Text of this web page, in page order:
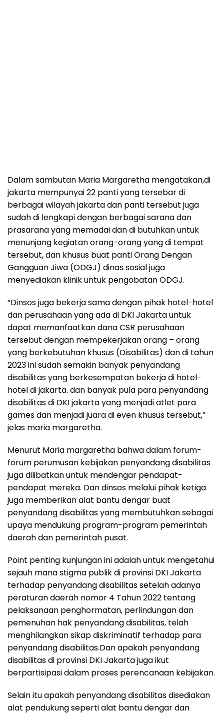
Dalam sambutan Maria Margaretha mengatakan,di
jakarta mempunyai 22 panti yang tersebar di
berbagai wilayah jakarta dan panti tersebut juga
sudah di lengkapi dengan berbagai sarana dan
prasarana yang memadai dan di butuhkan untuk
menunjang kegiatan orang-orang yang di tempat
tersebut, dan khusus buat panti Orang Dengan
Gangguan Jiwa (ODGJ) dinas sosial juga
menyediakan klinik untuk pengobatan ODGJ.
“Dinsos juga bekerja sama dengan pihak hotel-hotel
dan perusahaan yang ada di DKI Jakarta untuk
dapat memanfaatkan dana CSR perusahaan
tersebut dengan mempekerjakan orang – orang
yang berkebutuhan khusus (Disabilitas) dan di tahun
2023 ini sudah semakin banyak penyandang
disabilitas yang berkesempatan bekerja di hotel-
hotel di jakarta. dan banyak pula para penyandang
disabilitas di DKI jakarta yang menjadi atlet para
games dan menjadi juara di even khusus tersebut,”
jelas maria margaretha.
Menurut Maria margaretha bahwa dalam forum-
forum perumusan kebijakan penyandang disabilitas
juga dilibatkan untuk mendengar pendapat-
pendapat mereka. Dan dinsos melalui pihak ketiga
juga memberikan alat bantu dengar buat
penyandang disabilitas yang membutuhkan sebagai
upaya mendukung program-program pemerintah
daerah dan pemerintah pusat.
Point penting kunjungan ini adalah untuk mengetahui
sejauh mana stigma publik di provinsi DKI Jakarta
terhadap penyandang disabilitas setelah adanya
peraturan daerah nomor 4 Tahun 2022 tentang
pelaksanaan penghormatan, perlindungan dan
pemenuhan hak penyandang disabilitas, telah
menghilangkan sikap diskriminatif terhadap para
penyandang disabilitas.Dan apakah penyandang
disabilitas di provinsi DKI Jakarta juga ikut
berpartisipasi dalam proses perencanaan kebijakan.
Selain itu apakah penyandang disabilitas disediakan
alat pendukung seperti alat bantu dengar dan